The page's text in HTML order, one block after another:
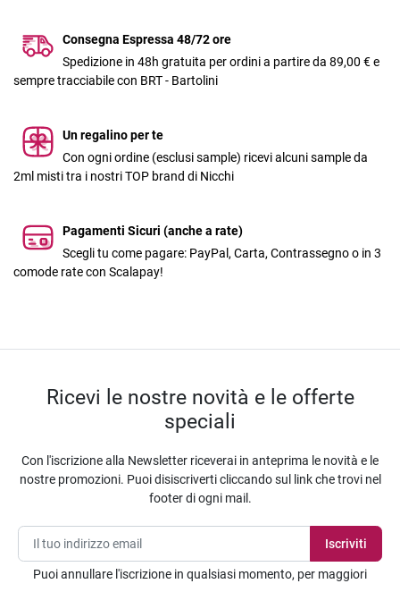
Consegna Espressa 48/72 ore
Spedizione in 48h gratuita per ordini a partire da 89,00 € e
sempre tracciabile con BRT - Bartolini
Un regalino per te
Con ogni ordine (esclusi sample) ricevi alcuni sample da
2ml misti tra i nostri TOP brand di Nicchi
Pagamenti Sicuri (anche a rate)
Scegli tu come pagare: PayPal, Carta, Contrassegno o in 3
comode rate con Scalapay!
Ricevi le nostre novità e le offerte
speciali
Con l'iscrizione alla Newsletter riceverai in anteprima le novità e le
nostre promozioni. Puoi disiscriverti cliccando sul link che trovi nel
footer di ogni mail.
Puoi annullare l'iscrizione in qualsiasi momento, per maggiori